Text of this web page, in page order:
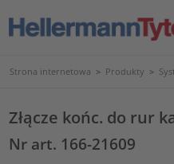
Strona internetowa > Produkty >
Złącze końc. do rur
Nr art. 166-21609